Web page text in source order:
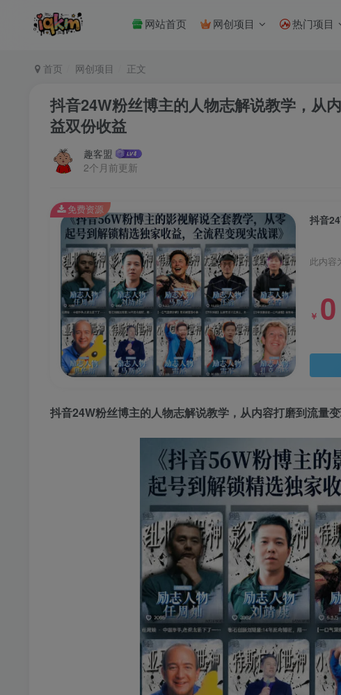
网站首页 网创项目 热门项目
首页 网创项目 正文
抖音24W粉丝博主的人物志解说教学，从
益双份收益
趣客盟
2个月前更新
此内容
￥ 0
免费资源
抖音24W粉丝博主的人物志解说教学，从内容打磨到流量